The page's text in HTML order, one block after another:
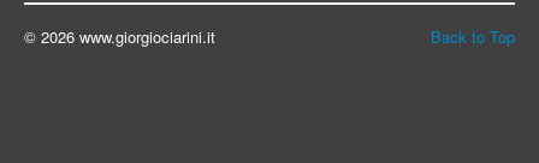
Back to Top
© 2026 www.giorgiociarini.it